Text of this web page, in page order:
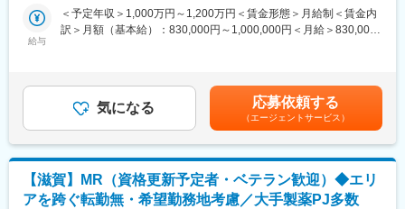
的にヘルスケアのプロフェッショナル人材を育成する研修制度を
整備しています。
プロモーションに携わり、市場を流通するほぼすべての医薬品に
関与しています
・日本においても業界トップシェアを誇り、常時100以上のPJが
変更の範囲：会社の定める業務
を実施します。自律的に業務改善につながるプロジェクトを特定
し、開始できる能力が求められます。
をリードし、調整・指示・レビュー
■施設サイトマスタープランおよび各種図面変更を作成・更新し、
■施設改修に必要な許認可を取得
■バリデーション活動全般を主導
■サイト全体の施設施策を立案・実行
給与
＜予定年収＞1,000万円～1,200万円＜賃金形態＞月給制＜賃金内
訳＞月額（基本給）：830,000円～1,000,000円＜月給＞830,000
気になる 応募依頼する
（エージェントサービス）
【滋賀】MR（資格更新予定者・ベテラン歓迎）◆エリ
アを跨ぐ転勤無・希望勤務地考慮／大手製薬PJ多数